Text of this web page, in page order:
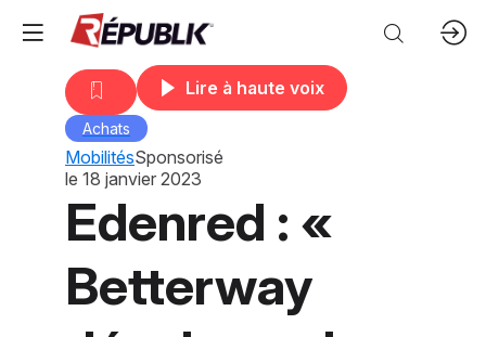
Lire à haute voix
Achats
MobilitésSponsorisé
le 18 janvier 2023
Edenred : «
Betterway